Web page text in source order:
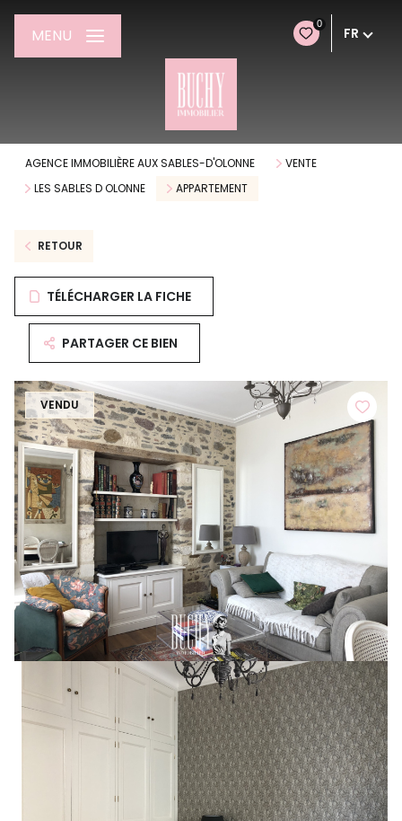
0
FR
MENU
AGENCE IMMOBILIÈRE AUX SABLES-D'OLONNE
VENTE
LES SABLES D OLONNE
APPARTEMENT
RETOUR
TÉLÉCHARGER LA FICHE
PARTAGER CE BIEN
VENDU